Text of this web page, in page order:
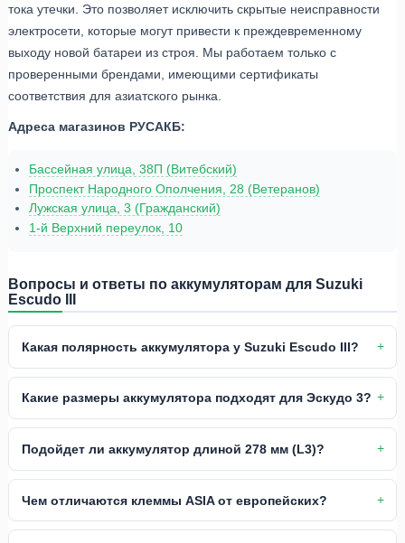
тока утечки. Это позволяет исключить скрытые неисправности
электросети, которые могут привести к преждевременному
выходу новой батареи из строя. Мы работаем только с
проверенными брендами, имеющими сертификаты
соответствия для азиатского рынка.
Адреса магазинов РУСАКБ:
Бассейная улица, 38П (Витебский)
Проспект Народного Ополчения, 28 (Ветеранов)
Лужская улица, 3 (Гражданский)
1-й Верхний переулок, 10
Вопросы и ответы по аккумуляторам для Suzuki
Escudo III
Какая полярность аккумулятора у Suzuki Escudo III?
Какие размеры аккумулятора подходят для Эскудо 3?
Подойдет ли аккумулятор длиной 278 мм (L3)?
Чем отличаются клеммы ASIA от европейских?